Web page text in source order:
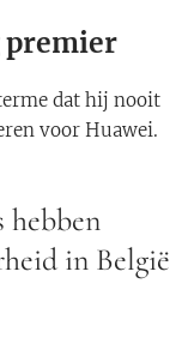
premier
dat hij nooit
voor Huawei.
in België